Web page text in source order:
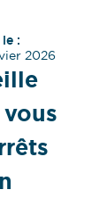
:
2026